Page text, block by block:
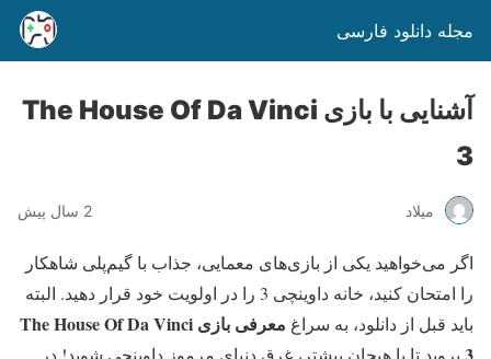
مجله دانلود فارسی
آشنایی با بازی The House Of Da Vinci
3
میلاد 2 سال پیش
اگر می‌خواهید یکی از بازی‌های معمایی، جذاب با گیم‌پلی شاهکار
را امتحان کنید، خانه داوینچی 3 را در اولویت خود قرار دهید. البته
باید قبل از دانلود، به سراغ
معرفی بازی The House Of Da Vinci
بروید تا با هیجان بیشتر، غرق دنیای مرموز داوینچی شوید! در